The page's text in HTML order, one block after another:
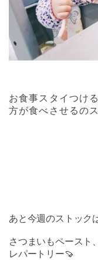
お食事スタイつけ
方が食べさせるの
あと今週のストック
さつまいもペースト
レパートリー🍠